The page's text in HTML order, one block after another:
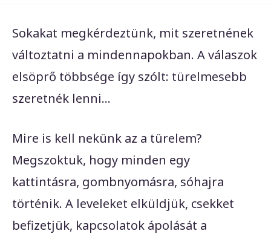
Sokakat megkérdeztünk, mit szeretnének
változtatni a mindennapokban. A válaszok
elsöprő többsége így szólt: türelmesebb
szeretnék lenni…
Mire is kell nekünk az a türelem?
Megszoktuk, hogy minden egy
kattintásra, gombnyomásra, sóhajra
történik. A leveleket elküldjük, csekket
befizetjük, kapcsolatok ápolását a